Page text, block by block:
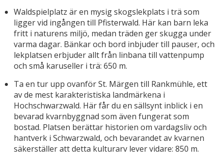
Waldspielplatz är en mysig skogslekplats i trä som
ligger vid ingången till Pfisterwald. Här kan barn leka
fritt i naturens miljö, medan träden ger skugga under
varma dagar. Bänkar och bord inbjuder till pauser, och
lekplatsen erbjuder allt från linbana till vattenpump
och små karuseller i trä: 650 m.
Ta en tur upp ovanför St. Märgen till Rankmühle, ett
av de mest karakteristiska landmärkena i
Hochschwarzwald. Här får du en sällsynt inblick i en
bevarad kvarnbyggnad som även fungerat som
bostad. Platsen berättar historien om vardagsliv och
hantverk i Schwarzwald, och bevarandet av kvarnen
säkerställer att detta kulturarv lever vidare: 850 m.